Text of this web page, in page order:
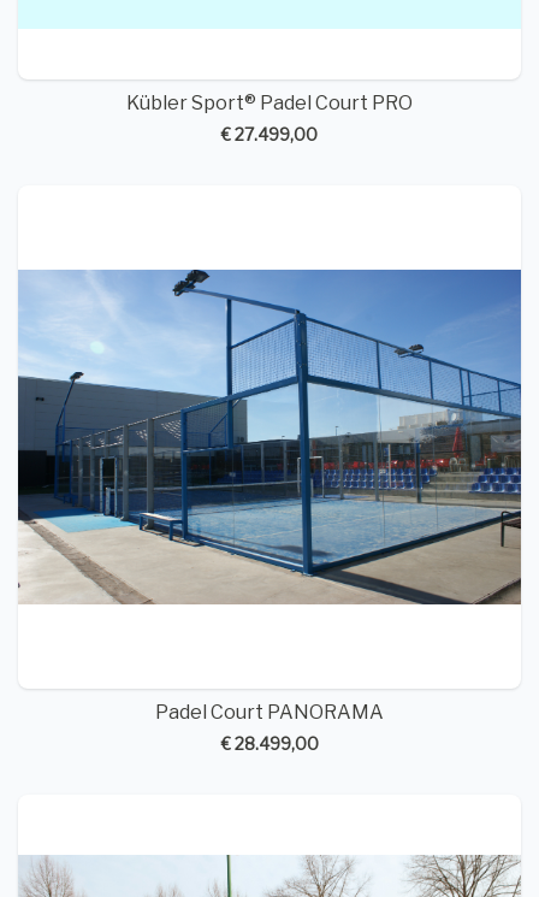
Kübler Sport® Padel Court PRO
€ 27.499,00
Padel Court PANORAMA
€ 28.499,00